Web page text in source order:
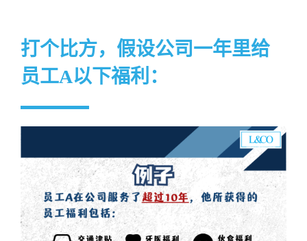
打个比方，假设公司一年里给
员工A以下福利：